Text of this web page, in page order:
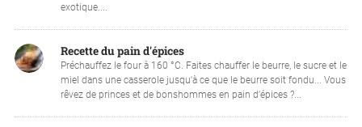
exotique....
Recette du pain d'épices
Préchauffez le four à 160 °C. Faites chauffer le beurre, le sucre et le
miel dans une casserole jusqu'à ce que le beurre soit fondu... Vous
rêvez de princes et de bonshommes en pain d’épices ?...